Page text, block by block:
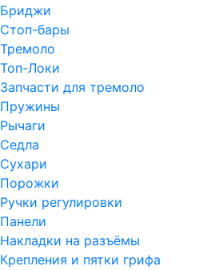
Бриджи
Стоп-бары
Тремоло
Топ-Локи
Запчасти для тремоло
Пружины
Рычаги
Седла
Сухари
Порожки
Ручки регулировки
Панели
Накладки на разъёмы
Крепления и пятки грифа